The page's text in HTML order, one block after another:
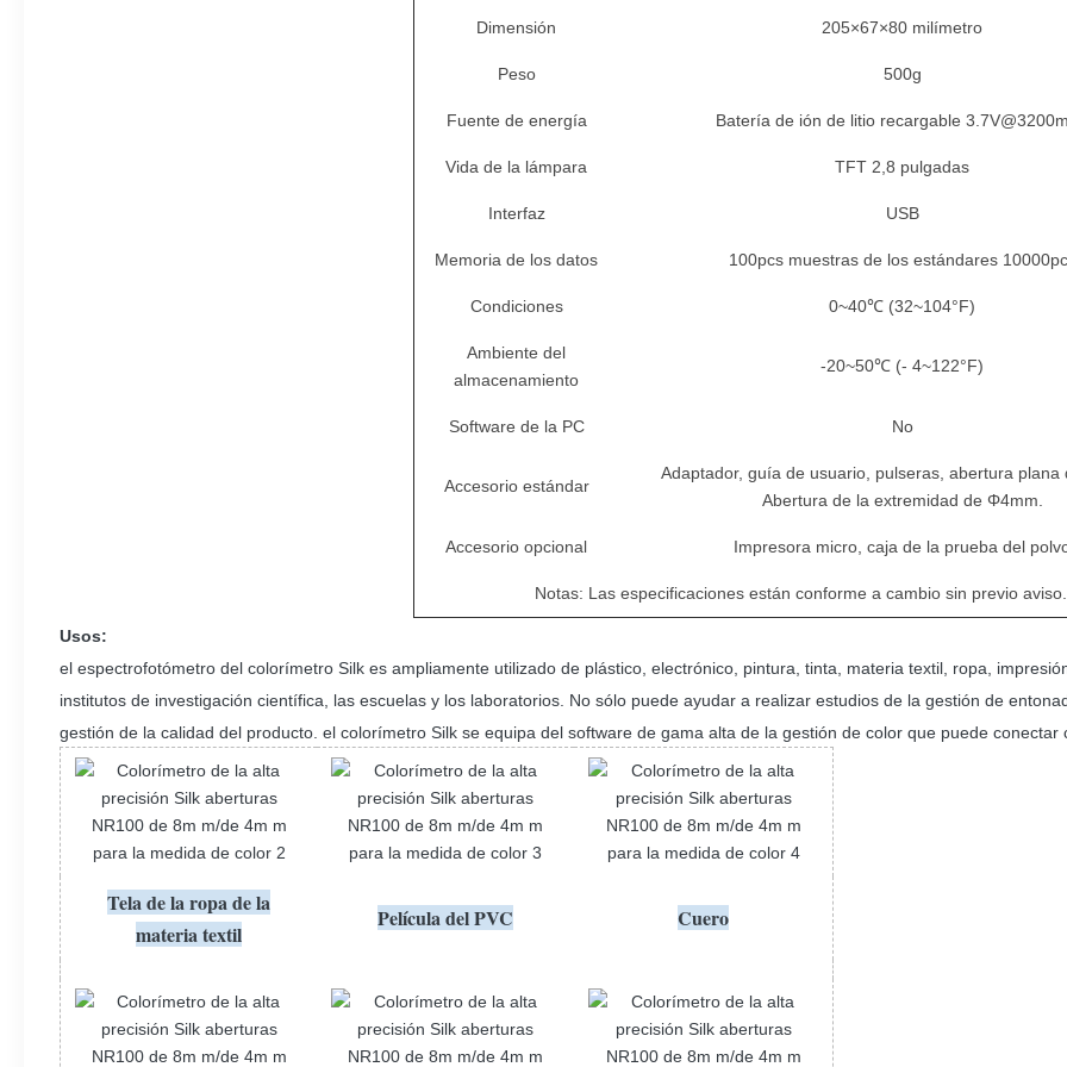
Dimensión 205×67×80 milímetro
Peso 500g
Fuente de energía Batería de ión de litio recargable
Vida de la lámpara TFT 2,8 pulgadas
Interfaz USB
Memoria de los datos 100pcs muestras de los estándares
Condiciones 0~40℃ (32~104°F)
Ambiente del
almacenamiento
-20~50℃ (- 4~122°F)
Software de la PC No
Accesorio estándar
Adaptador, guía de usuario, pulseras, abertura plana
Abertura de la extremidad de Φ4mm.
Accesorio opcional Impresora micro, caja de la prueba del
Notas: Las especificaciones están conforme a cambio sin previo aviso.
Usos:
el espectrofotómetro del colorímetro Silk es ampliamente utilizado de plástico, electrónico, pintura, tinta, materia textil, ropa,
institutos de investigación científica, las escuelas y los laboratorios. No sólo puede ayudar a realizar estudios de la gestión de
gestión de la calidad del producto. el colorímetro Silk se equipa del software de gama alta de la gestión de color que puede conectar
Tela de la ropa de la
materia textil
Película del PVC Cuero